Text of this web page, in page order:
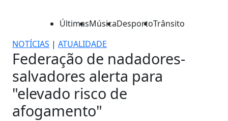
ÚltimasMúsicaDesportoTrânsito
NOTÍCIAS | ATUALIDADE
Federação de nadadores-
salvadores alerta para
"elevado risco de
afogamento"